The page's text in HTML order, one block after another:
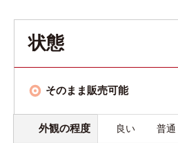
状態
そのまま販売可能
外観の程度 良い 普通